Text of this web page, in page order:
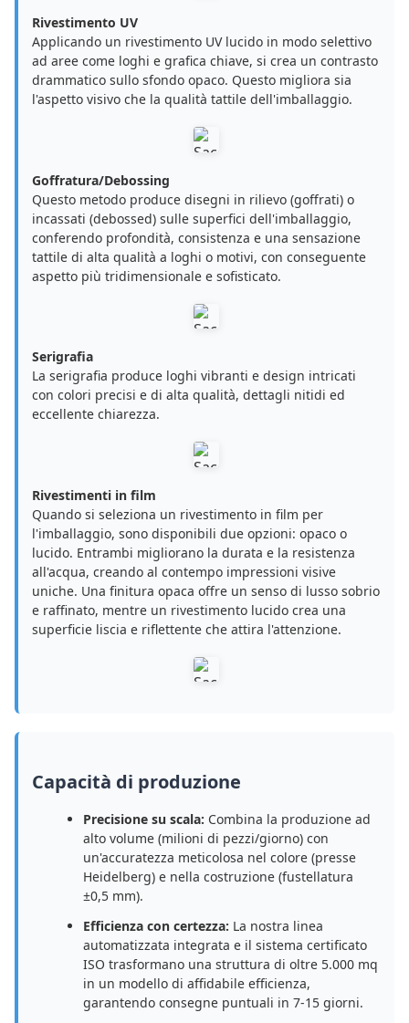
Rivestimento UV
Applicando un rivestimento UV lucido in modo selettivo
ad aree come loghi e grafica chiave, si crea un contrasto
drammatico sullo sfondo opaco. Questo migliora sia
l'aspetto visivo che la qualità tattile dell'imballaggio.
Goffratura/Debossing
Questo metodo produce disegni in rilievo (goffrati) o
incassati (debossed) sulle superfici dell'imballaggio,
conferendo profondità, consistenza e una sensazione
tattile di alta qualità a loghi o motivi, con conseguente
aspetto più tridimensionale e sofisticato.
Serigrafia
La serigrafia produce loghi vibranti e design intricati
con colori precisi e di alta qualità, dettagli nitidi ed
eccellente chiarezza.
Rivestimenti in film
Quando si seleziona un rivestimento in film per
l'imballaggio, sono disponibili due opzioni: opaco o
lucido. Entrambi migliorano la durata e la resistenza
all'acqua, creando al contempo impressioni visive
uniche. Una finitura opaca offre un senso di lusso sobrio
e raffinato, mentre un rivestimento lucido crea una
superficie liscia e riflettente che attira l'attenzione.
Capacità di produzione
Precisione su scala: Combina la produzione ad
alto volume (milioni di pezzi/giorno) con
un'accuratezza meticolosa nel colore (presse
Heidelberg) e nella costruzione (fustellatura
±0,5 mm).
Efficienza con certezza: La nostra linea
automatizzata integrata e il sistema certificato
ISO trasformano una struttura di oltre 5.000 mq
in un modello di affidabile efficienza,
garantendo consegne puntuali in 7-15 giorni.